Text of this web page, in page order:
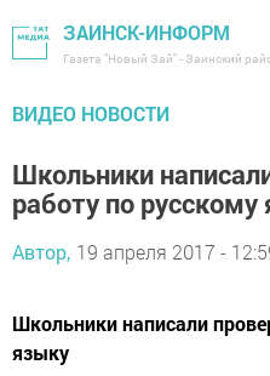
ЗАИНСК-ИНФОРМ
Газета "Новый Зай" - Заинский
ВИДЕО НОВОСТИ
Школьники
работу по русскому
Автор, 19 апреля 2017 -
Школьники написали
языку